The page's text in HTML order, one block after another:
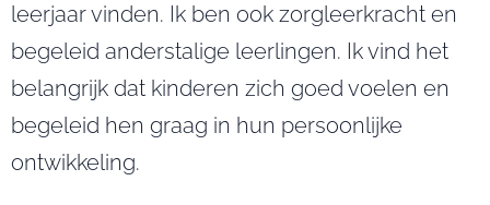
leerjaar vinden. Ik ben ook zorgleerkracht en
begeleid anderstalige leerlingen. Ik vind het
belangrijk dat kinderen zich goed voelen en
begeleid hen graag in hun persoonlijke
ontwikkeling.